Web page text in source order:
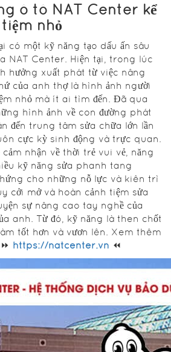
ô tô NAT Center kể
nhỏ
có một kỹ năng tạo dấu ấn sâu
NAT Center. Hiện tại, trong lúc
hưởng xuất phát từ việc nâng
của anh thợ là hình ảnh người
nhỏ mà ít ai tìm đến. Đã qua
hình ảnh về con đường phát
đến trung tâm sửa chữa lớn lần
cực kỳ sinh động và trực quan.
nhận về thời trẻ vui vẻ, năng
kỹ năng sửa phanh tang
cho những nỗ lực và kiên trì
cởi mở và hoàn cảnh tiệm sửa
sự nâng cao tay nghề của
anh. Từ đó, kỹ năng là then chốt
tốt hơn và vươn lên. Xem thêm
https://natcenter.vn ⏪